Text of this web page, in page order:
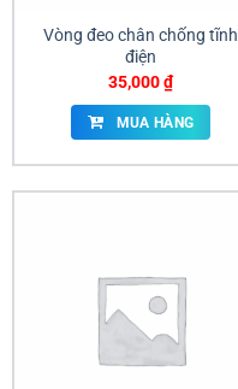
Vòng đeo chân chống tĩnh
điện
35,000₫
MUA HÀNG